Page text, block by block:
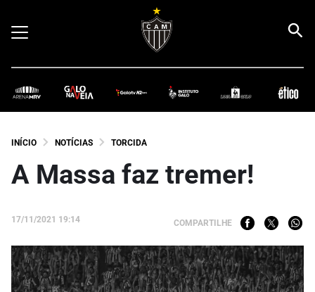
INÍCIO NOTÍCIAS TORCIDA
A Massa faz tremer!
17/11/2021 19:14 COMPARTILHE